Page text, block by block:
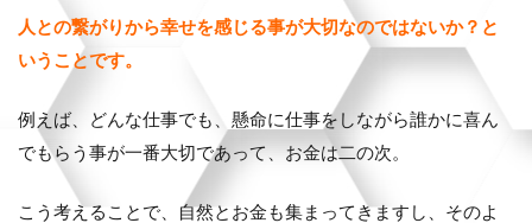
人との繋がりから幸せを感じる事が大切なのではないか？と
いうことです。
例えば、どんな仕事でも、懸命に仕事をしながら誰かに喜ん
でもらう事が一番大切であって、お金は二の次。
こう考えることで、自然とお金も集まってきますし、そのよ